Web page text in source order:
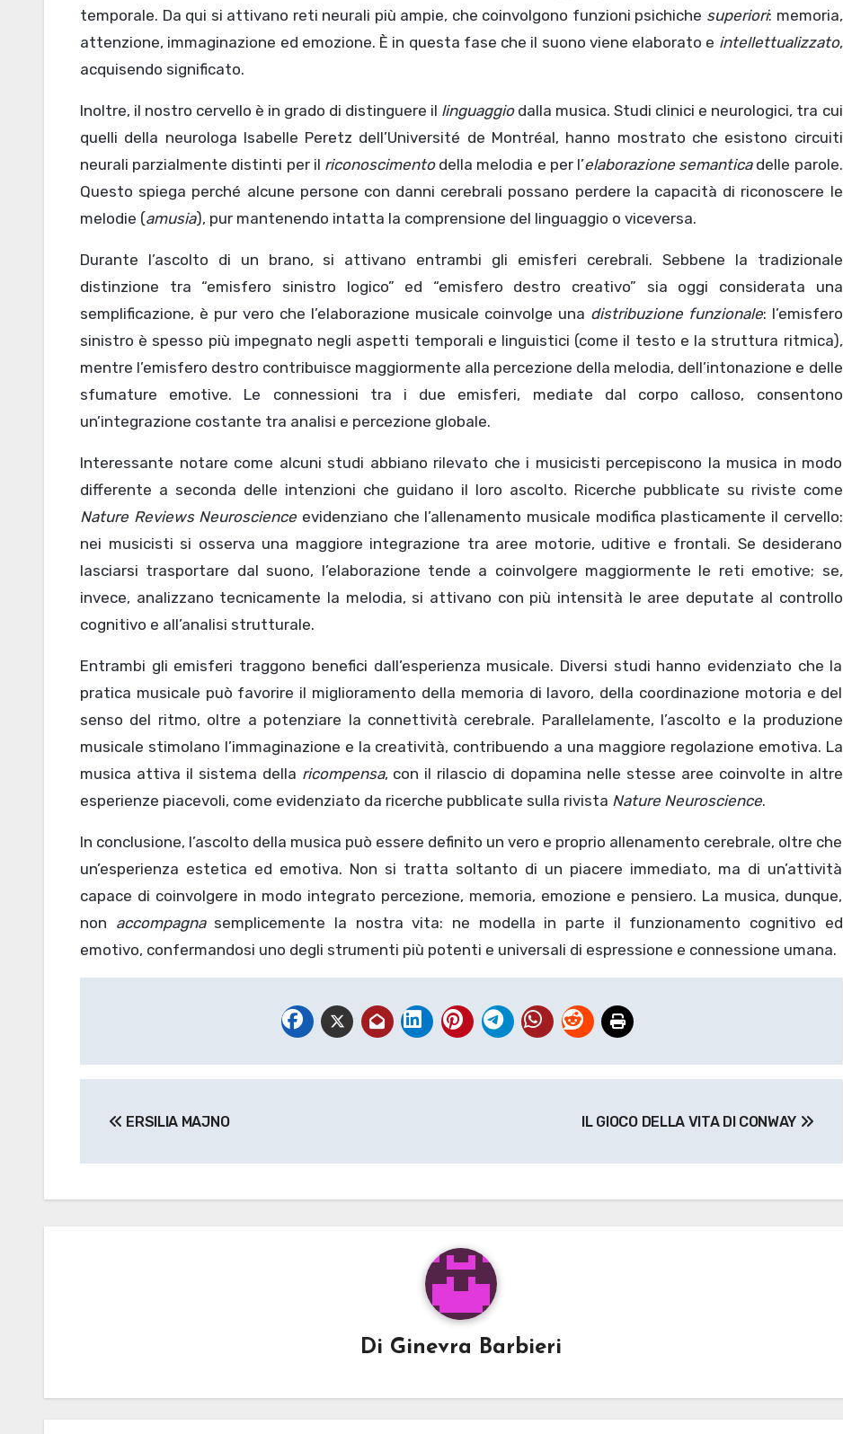
temporale. Da qui si attivano reti neurali più ampie, che coinvolgono funzioni psichiche superiori: memoria,
attenzione, immaginazione ed emozione. È in questa fase che il suono viene elaborato e intellettualizzato,
acquisendo significato.
Inoltre, il nostro cervello è in grado di distinguere il linguaggiodalla musica. Studi clinici e neurologici, tra cui
quelli della neurologa Isabelle Peretz dell’Université de Montréal, hanno mostrato che esistono circuiti
neurali parzialmente distinti per il riconoscimentodella melodia e per l’elaborazione semanticadelle parole.
Questo spiega perché alcune persone con danni cerebrali possano perdere la capacità di riconoscere le
melodie (amusia), pur mantenendo intatta la comprensione del linguaggio o viceversa.
Durante l’ascolto di un brano, si attivano entrambi gli emisferi cerebrali. Sebbene la tradizionale
distinzione tra “emisfero sinistro logico” ed “emisfero destro creativo” sia oggi considerata una
semplificazione, è pur vero che l’elaborazione musicale coinvolge una distribuzione funzionale: l’emisfero
sinistro è spesso più impegnato negli aspetti temporali e linguistici (come il testo e la struttura ritmica),
mentre l’emisfero destro contribuisce maggiormente alla percezione della melodia, dell’intonazione e delle
sfumature emotive. Le connessioni tra i due emisferi, mediate dal corpo calloso, consentono
un’integrazione costante tra analisi e percezione globale.
Interessante notare come alcuni studi abbiano rilevato che i musicisti percepiscono la musica in modo
differente a seconda delle intenzioni che guidano il loro ascolto. Ricerche pubblicate su riviste come
Nature Reviews Neuroscience evidenziano che l’allenamento musicale modifica plasticamente il cervello:
nei musicisti si osserva una maggiore integrazione tra aree motorie, uditive e frontali. Se desiderano
lasciarsi trasportare dal suono, l’elaborazione tende a coinvolgere maggiormente le reti emotive; se,
invece, analizzano tecnicamente la melodia, si attivano con più intensità le aree deputate al controllo
cognitivo e all’analisi strutturale.
Entrambi gli emisferi traggono benefici dall’esperienza musicale. Diversi studi hanno evidenziato che la
pratica musicale può favorire il miglioramento della memoria di lavoro, della coordinazione motoria e del
senso del ritmo, oltre a potenziare la connettività cerebrale. Parallelamente, l’ascolto e la produzione
musicale stimolano l’immaginazione e la creatività, contribuendo a una maggiore regolazione emotiva. La
musica attiva il sistema della ricompensa, con il rilascio di dopamina nelle stesse aree coinvolte in altre
esperienze piacevoli, come evidenziato da ricerche pubblicate sulla rivista Nature Neuroscience.
In conclusione, l’ascolto della musica può essere definito un vero e proprio allenamento cerebrale, oltre che
un’esperienza estetica ed emotiva. Non si tratta soltanto di un piacere immediato, ma di un’attività
capace di coinvolgere in modo integrato percezione, memoria, emozione e pensiero. La musica, dunque,
non accompagnasemplicemente la nostra vita: ne modella in parte il funzionamento cognitivo ed
emotivo, confermandosi uno degli strumenti più potenti e universali di espressione e connessione umana.
articoli
ERSILIA MAJNO IL GIOCO DELLA VITA DI CONWAY
Di Ginevra Barbieri